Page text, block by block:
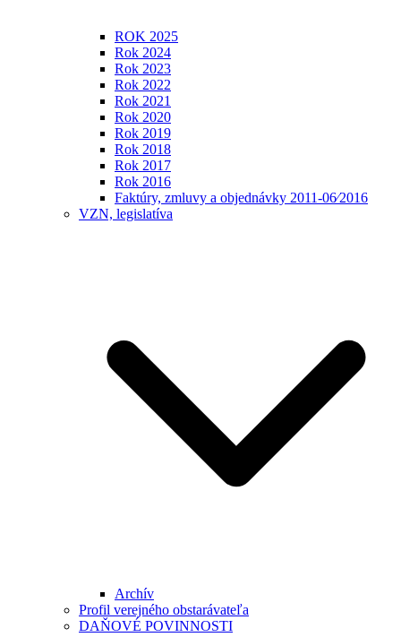
ROK 2025
Rok 2024
Rok 2023
Rok 2022
Rok 2021
Rok 2020
Rok 2019
Rok 2018
Rok 2017
Rok 2016
Faktúry, zmluvy a objednávky 2011-06⁄2016
VZN, legislatíva
Archív
Profil verejného obstarávateľa
DAŇOVÉ POVINNOSTI